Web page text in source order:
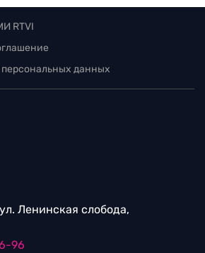
RTVI
данных
Ленинская слобода,
96